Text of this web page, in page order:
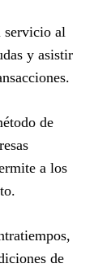
servicio al
y asistir
de
a los
de